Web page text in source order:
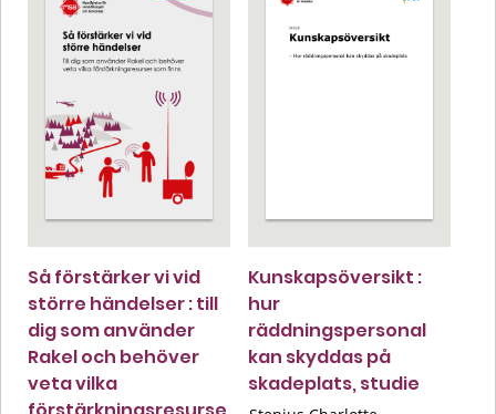
Så förstärker vi vid
större händelser : till
dig som använder
Rakel och behöver
veta vilka
Kunskapsöversikt :
hur
räddningspersonal
kan skyddas på
skadeplats, studie